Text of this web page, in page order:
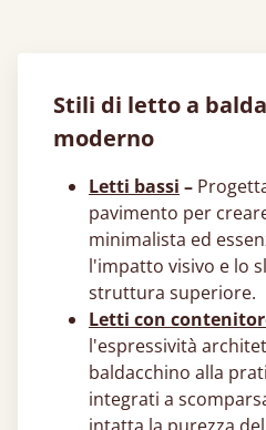
Stili di letto a
moderno
Letti bassi –
pavimento per
minimalista ed
l'impatto visivo e lo
struttura superiore.
Letti con
l'espressività
baldacchino alla
integrati a